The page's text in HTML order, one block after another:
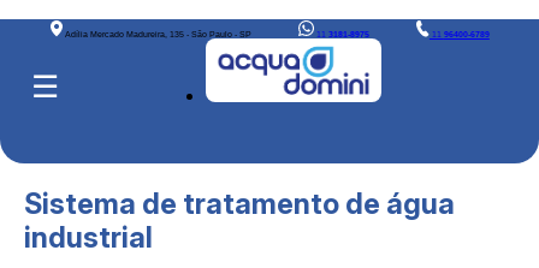
Adília Mercado Madureira, 135 - São Paulo - SP 113181-8975 11 96400-6789
☰
Sistema de tratamento de água
industrial